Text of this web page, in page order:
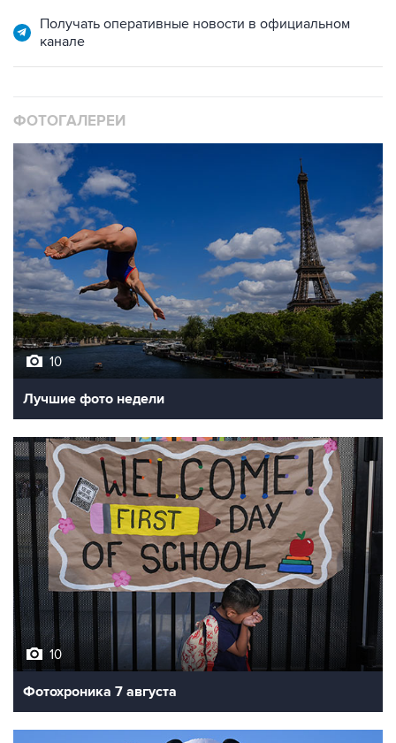
Получать оперативные новости в официальном
канале
ФОТОГАЛЕРЕИ
10
Лучшие фото недели
10
Фотохроника 7 августа